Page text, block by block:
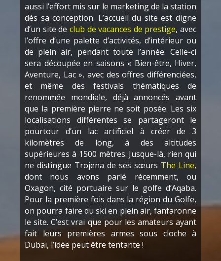
aussi l’effort mis sur le marketing de la station
dès sa conception. L’accueil du site est digne
d’un site de club de vacances de prestige, avec
l’offre d’une palette d’activités, d’intérieur ou
de plein air, pendant toute l’année. Celle-ci
sera découpée en saisons « Bien-être, Hiver,
Aventure, Lac », avec des offres différenciées,
et même des festivals thématiques de
renommée mondiale, déjà annoncés avant
que la première pierre ne soit posée. Les six
localisations différentes se partageront le
pourtour d’un lac artificiel à créer de 3
kilomètres de long, à des altitudes
supérieures à 1500 mètres. Jusque-là, rien qui
ne distingue Trojena de ses sœurs The Line,
dont nous avons parlé récemment, ou
Oxagon, cité portuaire sur le golfe d’Aqaba.
Pour la première fois dans la région du Golfe,
on pourra faire du ski en plein air, fanfaronne
le site. C’est vrai que pour les amateurs ayant
fait leurs premières armes sous cloche à
Dubaï, l’idée peut être tentante !